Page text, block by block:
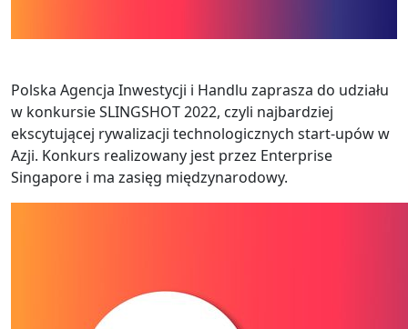
Polska Agencja Inwestycji i Handlu zaprasza do udziału
w konkursie SLINGSHOT 2022, czyli najbardziej
ekscytującej rywalizacji technologicznych start-upów w
Azji. Konkurs realizowany jest przez Enterprise
Singapore i ma zasięg międzynarodowy.